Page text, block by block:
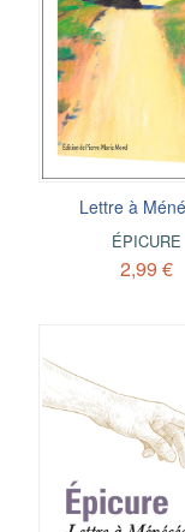
Lettre à
ÉPICURE
2,99 €